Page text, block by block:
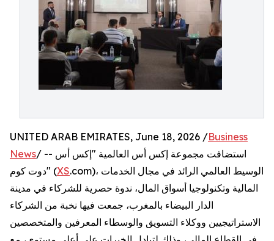
UNITED ARAB EMIRATES, June 18, 2026 /Business
News/ -- استضافت مجموعة إكس أس العالمية "إكس أس
دوت كوم" (XS.com)، الوسيط العالمي الرائد في مجال الخدمات
المالية وتكنولوجيا أسواق المال، ندوة حصرية للشركاء في مدينة
الدار البيضاء بالمغرب، جمعت فيها نخبة من الشركاء
الاستراتيجيين ووكلاء التسويق والوسطاء المعرفين والمتخصصين